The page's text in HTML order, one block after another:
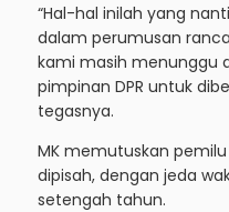
“Hal-hal inilah yang
dalam perumusan
kami masih menunggu
pimpinan DPR untuk
tegasnya.
MK memutuskan
dipisah, dengan jeda
setengah tahun.